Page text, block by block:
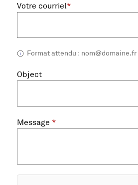
Votre courriel*, champ obligatoire
Format attendu : nom@domaine.fr
Object
Message *, champ obligatoire